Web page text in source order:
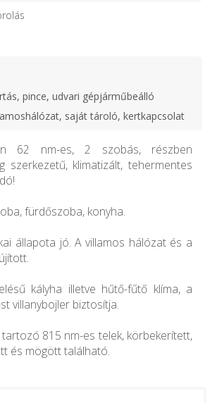
pince, udvari gépjárműbeálló
saját tároló, kertkapcsolat
62 nm-es, 2 szobás, részben
szerkezetű, klimatizált, tehermentes
fürdőszoba, konyha.
állapota jó. A villamos hálózat és a
kályha illetve hűtő-fűtő klíma, a
villanybojler biztosítja.
815 nm-es telek, körbekerített,
és mögött található.